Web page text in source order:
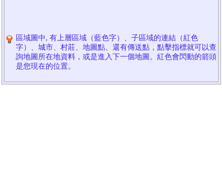
區域圖中, 有上層區域（藍色字）、子區域的連結（紅色
字）、城市、村莊、地圖點、還有傳送點，點擊指標就可以查
詢地圖所在地資料，或是進入下一個地圖。紅色會閃動的箭頭
是您現在的位置。